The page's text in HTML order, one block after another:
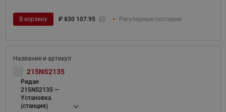
В корзину ₽ 830 107.95 Регулярные поставки
215NS2135
Ридан
215NS2135 —
Установка
(станция)